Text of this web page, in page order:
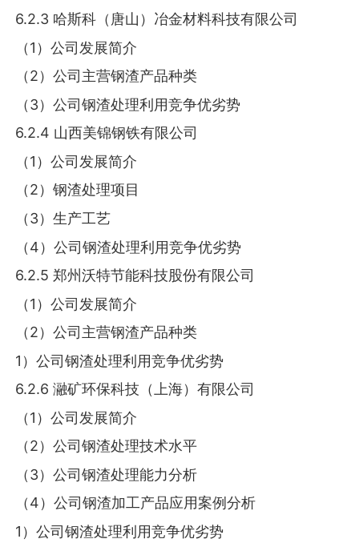
6.2.3 哈斯科（唐山）冶金材料科技有限公司
（1）公司发展简介
（2）公司主营钢渣产品种类
（3）公司钢渣处理利用竞争优劣势
6.2.4 山西美锦钢铁有限公司
（1）公司发展简介
（2）钢渣处理项目
（3）生产工艺
（4）公司钢渣处理利用竞争优劣势
6.2.5 郑州沃特节能科技股份有限公司
（1）公司发展简介
（2）公司主营钢渣产品种类
1）公司钢渣处理利用竞争优劣势
6.2.6 瀜矿环保科技（上海）有限公司
（1）公司发展简介
（2）公司钢渣处理技术水平
（3）公司钢渣处理能力分析
（4）公司钢渣加工产品应用案例分析
1）公司钢渣处理利用竞争优劣势